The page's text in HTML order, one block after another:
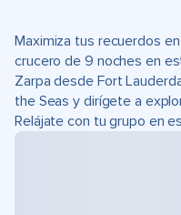
Maximiza tus recuerdos
crucero de 9 noches en
Zarpa desde Fort
the Seas y dirígete a
Relájate con tu grupo en